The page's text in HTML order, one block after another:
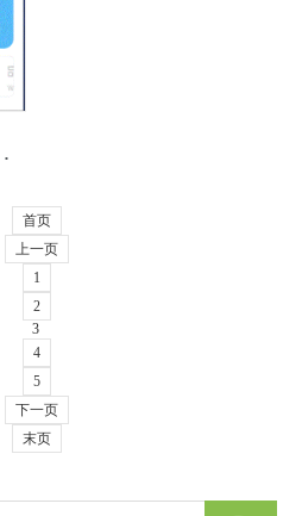
寿县表态《300秒看家乡》：比特派楚风汉韵润古城，烟火人间绘新篇
首页
上一页
1
2
3
4
5
下一页
末页